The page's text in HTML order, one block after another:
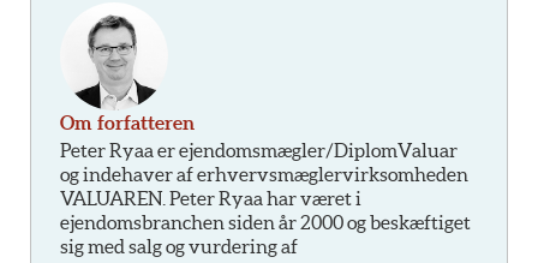
Om forfatteren
Peter Ryaa er ejendomsmægler/DiplomValuar
og indehaver af erhvervsmæglervirksomheden
VALUAREN. Peter Ryaa har været i
ejendomsbranchen siden år 2000 og beskæftiget
sig med salg og vurdering af